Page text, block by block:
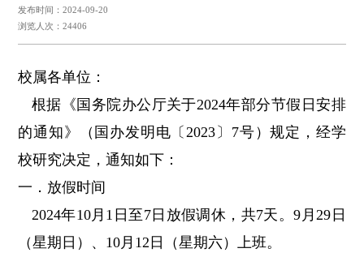
发布时间：2024-09-20
浏览人次：24406
校属各单位：
根据《国务院办公厅关于2024年部分节假日安排
的通知》（国办发明电〔2023〕7号）规定，经学
校研究决定，通知如下：
一．放假时间
2024年10月1日至7日放假调休，共7天。9月29日
（星期日）、10月12日（星期六）上班。